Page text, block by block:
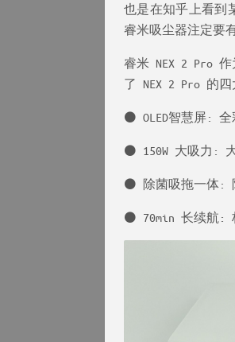
也是在知乎上看到
睿米吸尘器注定要
睿米 NEX 2 Pro
了 NEX 2 Pro 的
⚫ OLED智慧屏:
⚫ 150W 大吸力:
⚫ 除菌吸拖一体:
⚫ 70min 长续航: